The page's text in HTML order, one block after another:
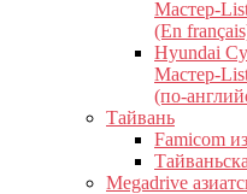
Мастер-
(En
Hyundai
Мастер-
(по-
Тайвань
Famicom
Megadrive